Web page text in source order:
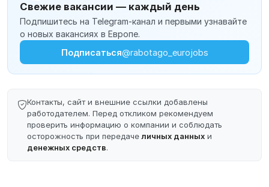
Свежие вакансии — каждый день
Подпишитесь на Telegram-канал и первыми узнавайте
о новых вакансиях в Европе.
Подписаться@rabotago_eurojobs
Контакты, сайт и внешние ссылки добавлены
работодателем. Перед откликом рекомендуем
проверить информацию о компании и соблюдать
осторожность при передачеличных данных и
денежных средств.